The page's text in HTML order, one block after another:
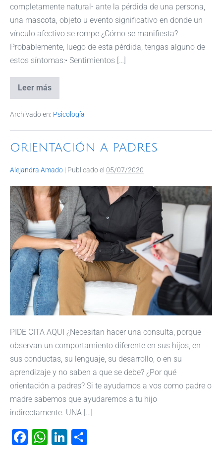
completamente natural- ante la pérdida de una persona,
una mascota, objeto u evento significativo en donde un
vínculo afectivo se rompe.¿Cómo se manifiesta?
Probablemente, luego de esta pérdida, tengas alguno de
estos síntomas:• Sentimientos […]
Leer más
Archivado en: Psicología
ORIENTACIÓN A PADRES
Alejandra Amado | Publicado el 05/07/2020
PIDE CITA AQUI ¿Necesitan hacer una consulta, porque
observan un comportamiento diferente en sus hijos, en
sus conductas, su lenguaje, su desarrollo, o en su
aprendizaje y no saben a que se debe? ¿Por qué
orientación a padres? Si te ayudamos a vos como padre o
madre sabemos que ayudaremos a tu hijo
indirectamente. UNA […]
F
W Li